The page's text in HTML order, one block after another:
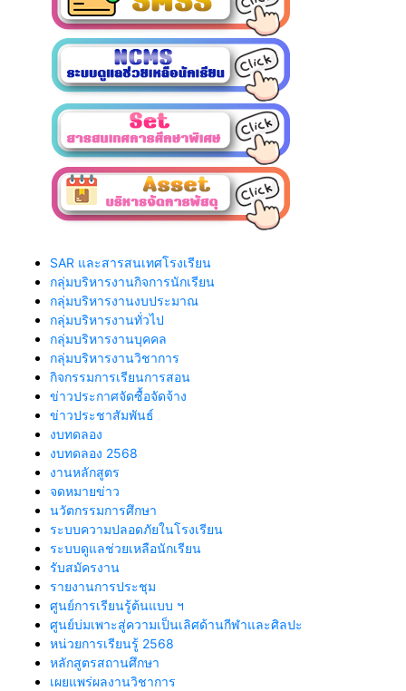
SAR และสารสนเทศโรงเรียน
กลุ่มบริหารงานกิจการนักเรียน
กลุ่มบริหารงานงบประมาณ
กลุ่มบริหารงานทั่วไป
กลุ่มบริหารงานบุคคล
กลุ่มบริหารงานวิชาการ
กิจกรรมการเรียนการสอน
ข่าวประกาศจัดซื้อจัดจ้าง
ข่าวประชาสัมพันธ์
งบทดลอง
งบทดลอง 2568
งานหลักสูตร
จดหมายข่าว
นวัตกรรมการศึกษา
ระบบความปลอดภัยในโรงเรียน
ระบบดูแลช่วยเหลือนักเรียน
รับสมัครงาน
รายงานการประชุม
ศูนย์การเรียนรู้ต้นแบบ ฯ
ศูนย์บ่มเพาะสู่ความเป็นเลิศด้านกีฬาและศิลปะ
หน่วยการเรียนรู้ 2568
หลักสูตรสถานศึกษา
เผยแพร่ผลงานวิชาการ